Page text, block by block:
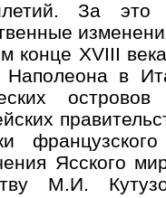
За это
конце XVIII
Наполеона в
Ясского
М.И.